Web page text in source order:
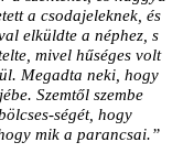
a csodajeleknek, és
elküldte a néphez, s
mivel hűséges volt
Megadta neki, hogy
Szemtől szembe
ségét, hogy
mik a parancsai.”